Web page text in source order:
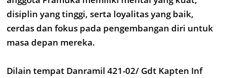
disiplin yang tinggi, serta loyalitas yang baik,
cerdas dan fokus pada pengembangan diri untuk
masa depan mereka.
Dilain tempat Danramil 421-02/ Gdt Kapten Inf